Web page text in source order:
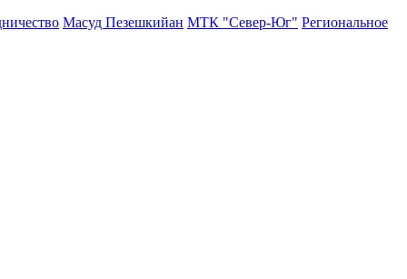
Масуд Пезешкийан МТК "Север-Юг" Региональное